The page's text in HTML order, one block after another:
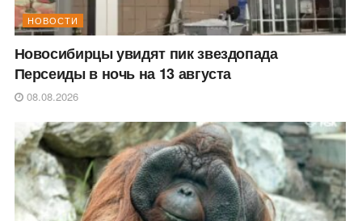
НОВОСТИ
Новосибирцы увидят пик звездопада
Персеиды в ночь на 13 августа
08.08.2026